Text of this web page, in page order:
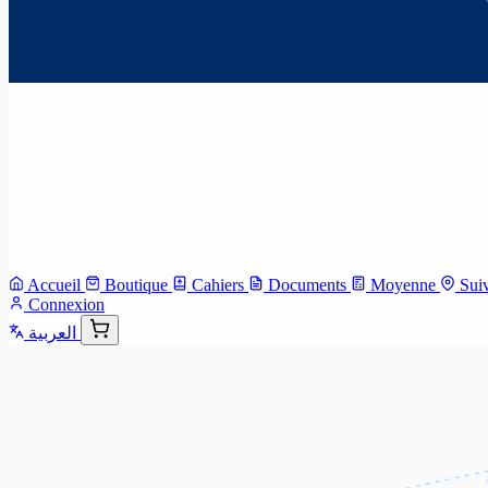
Accueil Boutique Cahiers Documents Moyenne
Connexion
العربية